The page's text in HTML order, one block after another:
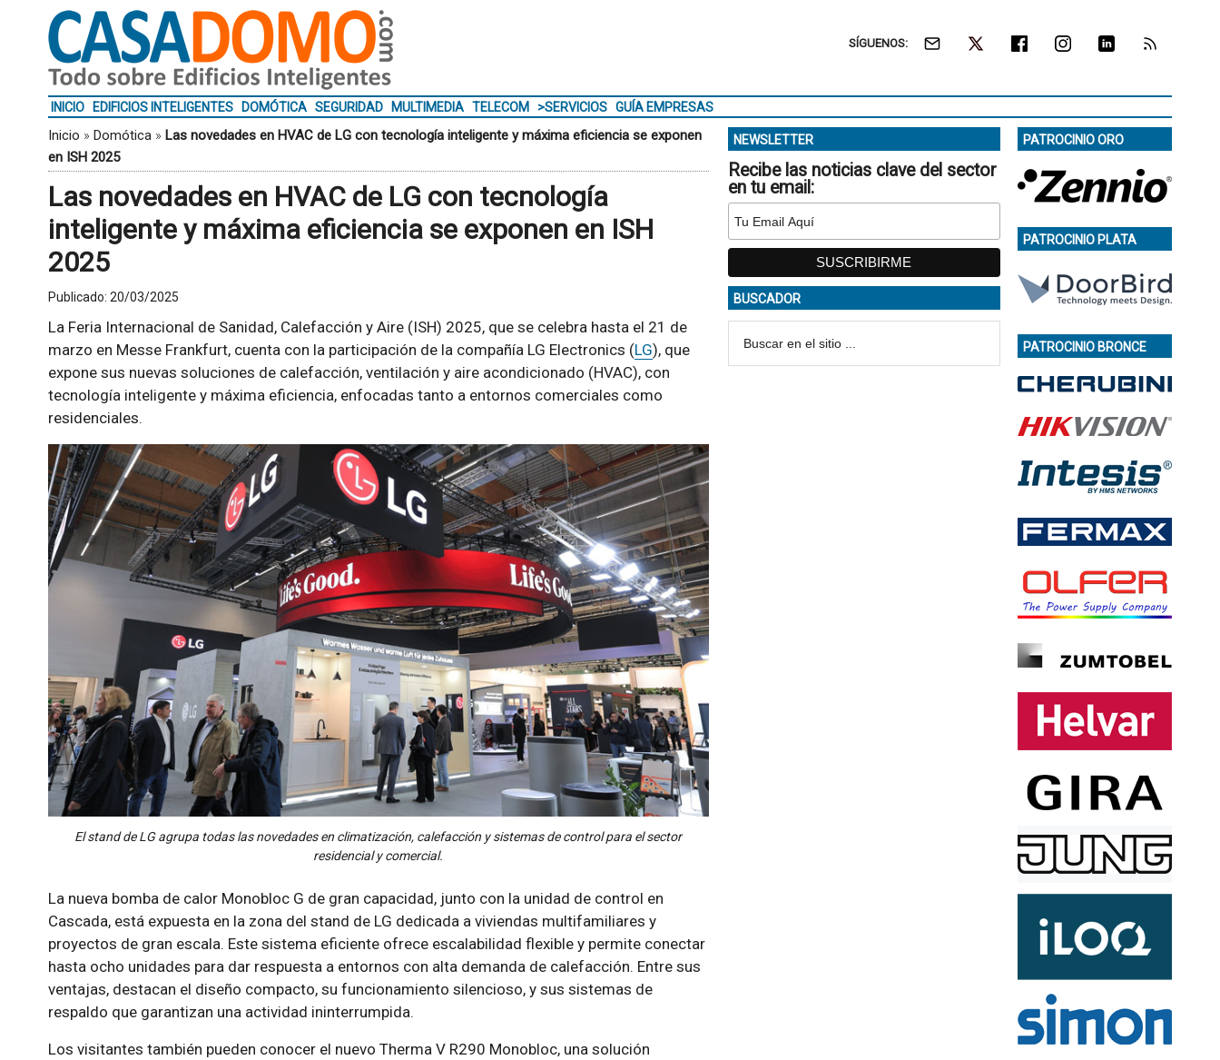
SÍGUENOS:
INICIO EDIFICIOS INTELIGENTES DOMÓTICA SEGURIDAD MULTIMEDIA TELECOM >SERVICIOS GUÍA EMPRESAS
Inicio » Domótica» Las novedades en HVAC de LG con tecnología inteligente y máxima eficiencia se exponen
en ISH 2025
Las novedades en HVAC de LG con tecnología
inteligente y máxima eficiencia se exponen en ISH
2025
Publicado: 20/03/2025
La Feria Internacional de Sanidad, Calefacción y Aire (ISH) 2025, que se celebra hasta el 21 de
marzo en Messe Frankfurt, cuenta con la participación de la compañía LG Electronics (LG), que
expone sus nuevas soluciones de calefacción, ventilación y aire acondicionado (HVAC), con
tecnología inteligente y máxima eficiencia, enfocadas tanto a entornos comerciales como
residenciales.
El stand de LG agrupa todas las novedades en climatización, calefacción y sistemas de control para el sector
residencial y comercial.
La nueva bomba de calor Monobloc G de gran capacidad, junto con la unidad de control en
Cascada, está expuesta en la zona del stand de LG dedicada a viviendas multifamiliares y
proyectos de gran escala. Este sistema eficiente ofrece escalabilidad flexible y permite conectar
hasta ocho unidades para dar respuesta a entornos con alta demanda de calefacción. Entre sus
ventajas, destacan el diseño compacto, su funcionamiento silencioso, y sus sistemas de
respaldo que garantizan una actividad ininterrumpida.
Los visitantes también pueden conocer el nuevo Therma V R290 Monobloc, una solución
NEWSLETTER
Recibe las noticias clave del sector
en tu email:
BUSCADOR
PATROCINIO ORO
PATROCINIO PLATA
PATROCINIO BRONCE